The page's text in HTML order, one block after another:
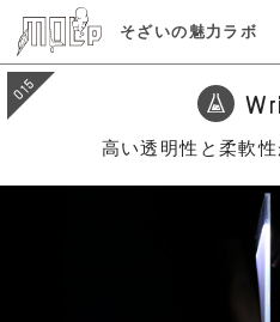
そざいの魅力ラボ
015
高い透明性と柔軟